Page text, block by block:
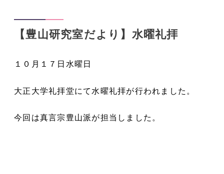
【豊山研究室だより】水曜礼拝
１０月１７日水曜日
大正大学礼拝堂にて水曜礼拝が行われました。
今回は真言宗豊山派が担当しました。